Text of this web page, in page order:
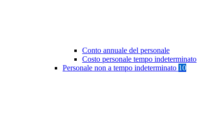
Conto annuale del personale
Costo personale tempo indeterminato
Personale non a tempo indeterminato 10